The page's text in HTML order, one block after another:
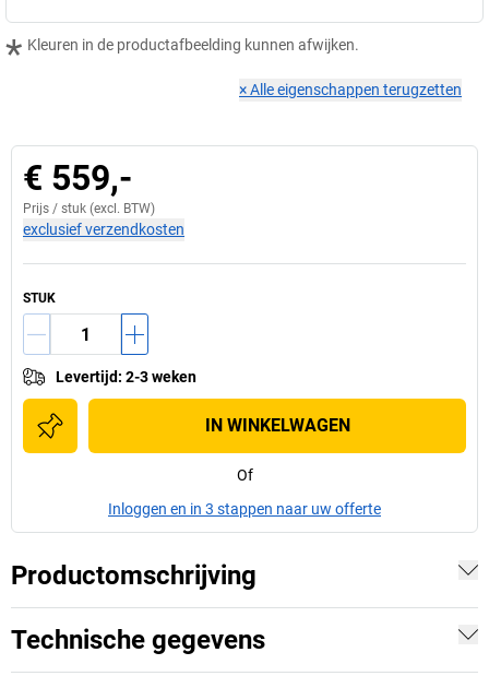
* Kleuren in de productafbeelding kunnen afwijken.
×Alle eigenschappen terugzetten
€ 559,-
Prijs / stuk (excl. BTW)
exclusief verzendkosten
STUK
Levertijd: 2-3 weken
IN WINKELWAGEN
Of
Inloggen en in 3 stappen naar uw offerte
Productomschrijving
Technische gegevens